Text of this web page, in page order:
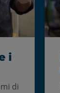
i
di